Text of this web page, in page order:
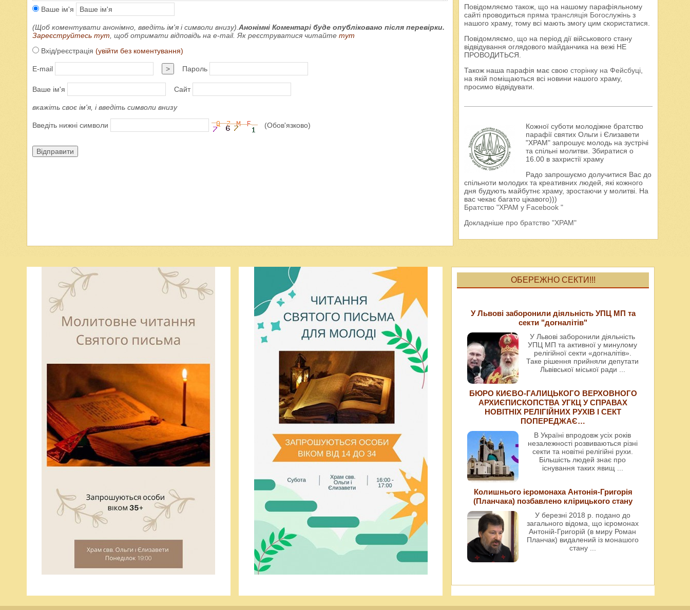
Ваше ім'я
(Щоб коментувати анонімно, введіть ім'я і символи внизу).Анонімні Коментарі буде опубліковано після перевірки.
Зареєструйтесь тут, щоб отримати відповідь на e-mail. Як реєструватися читайте тут
Вхід/реєстрація (увійти без коментування)
E-mail > Пароль
Ваше ім'я Сайт
вкажіть своє ім'я, і введіть символи внизу
Введіть нижні символи (Обов'язково)
Відправити
Повідомляємо також, що на нашому парафіяльному
сайті проводиться пряма трансляція Богослужіньз
нашого храму, тому всі мають змогу цим скористатися.
Повідомляємо, що на період дії військового стану
відвідування оглядового майданчика на вежі НЕ
ПРОВОДИТЬСЯ.
Також наша парафія має свою сторінку на Фейсбуці,
на якій поміщаються всі новини нашого храму,
просимо відвідувати.
Кожної суботи молодіжне братство
парафії святих Ольги і Єлизавети
"ХРАМ" запрошує молодь на зустрічі
та спільні молитви. Збиратися о
16.00 в захристії храму
Радо запрошуємо долучитися Вас до
спільноти молодих та креативних людей, які кожного
дня будують майбутнє храму, зростаючи у молитві. На
вас чекає багато цікавого)))
Братство "ХРАМ у Facebook "
Докладніше про братство "ХРАМ"
ОБЕРЕЖНО СЕКТИ!!!
У Львові заборонили діяльність УПЦ МП та
секти "догналітів"
У Львові заборонили діяльність
УПЦ МП та активної у минулому
релігійної секти «догналітів».
Таке рішення прийняли депутати
Львівської міської ради
БЮРО КИЄВО-ГАЛИЦЬКОГО ВЕРХОВНОГО
АРХИЄПИСКОПСТВА УГКЦ У СПРАВАХ
НОВІТНІХ РЕЛІГІЙНИХ РУХІВ І СЕКТ
ПОПЕРЕДЖАЄ…
В Україні впродовж усіх років
незалежності розвиваються різні
секти та новітні релігійні рухи.
Більшість людей знає про
існування таких явищ
Колишнього ієромонаха Антонія-Григорія
(Планчака) позбавлено клірицького стану
У березні 2018 р. подано до
загального відома, що ієромонах
Антоній-Григорій (в миру Роман
Планчак) видалений із монашого
стану